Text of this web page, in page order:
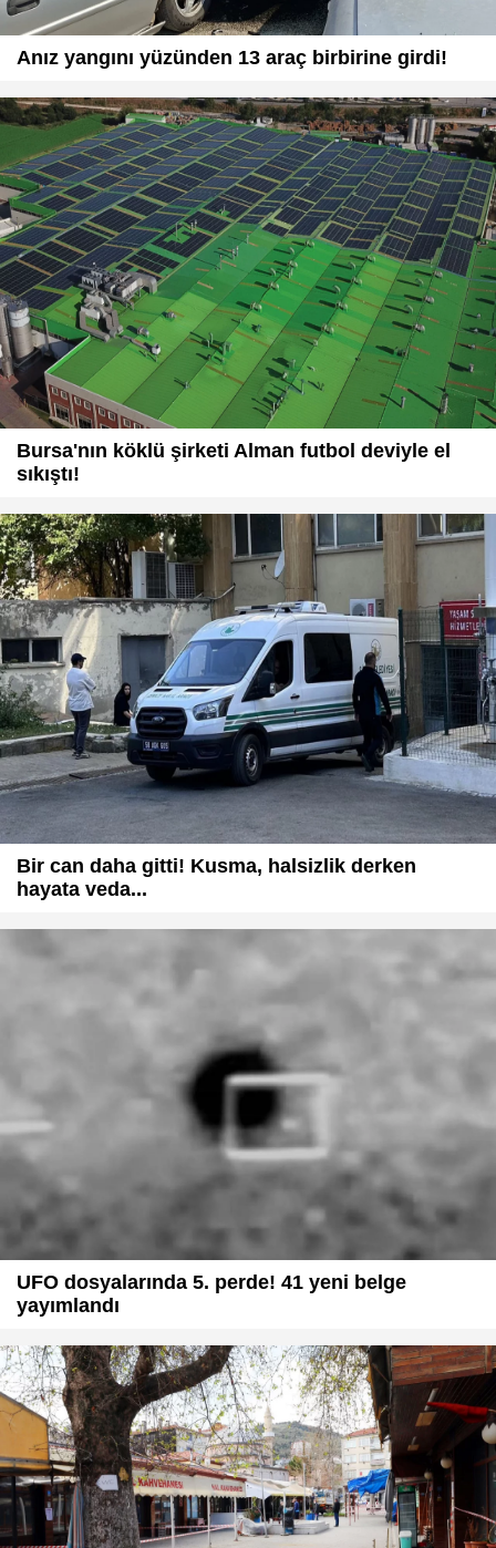
Anız yangını yüzünden 13 araç birbirine girdi!
Bursa'nın köklü şirketi Alman futbol deviyle el
sıkıştı!
Bir can daha gitti! Kusma, halsizlik derken
hayata veda...
UFO dosyalarında 5. perde! 41 yeni belge
yayımlandı